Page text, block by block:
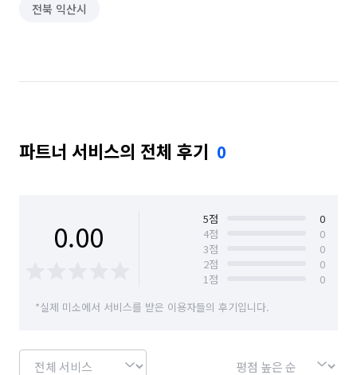
전북 익산시
파트너 서비스의 전체 후기 0
0.00 5점
0
4점
0
3점
0
2점
0
1점
0
*실제 미소에서 서비스를 받은 이용자들의 후기입니다.